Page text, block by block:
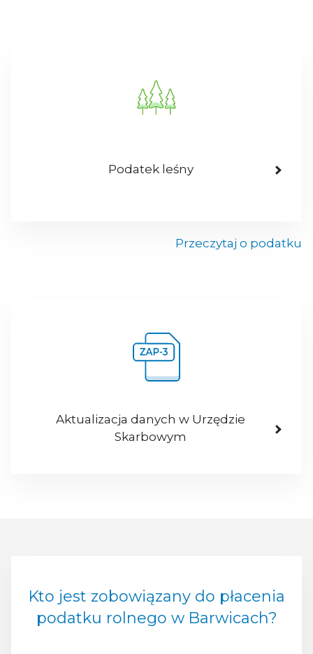
Podatek leśny
Przeczytaj o podatku
Aktualizacja danych w Urzędzie
Skarbowym
Kto jest zobowiązany do płacenia
podatku rolnego w Barwicach?